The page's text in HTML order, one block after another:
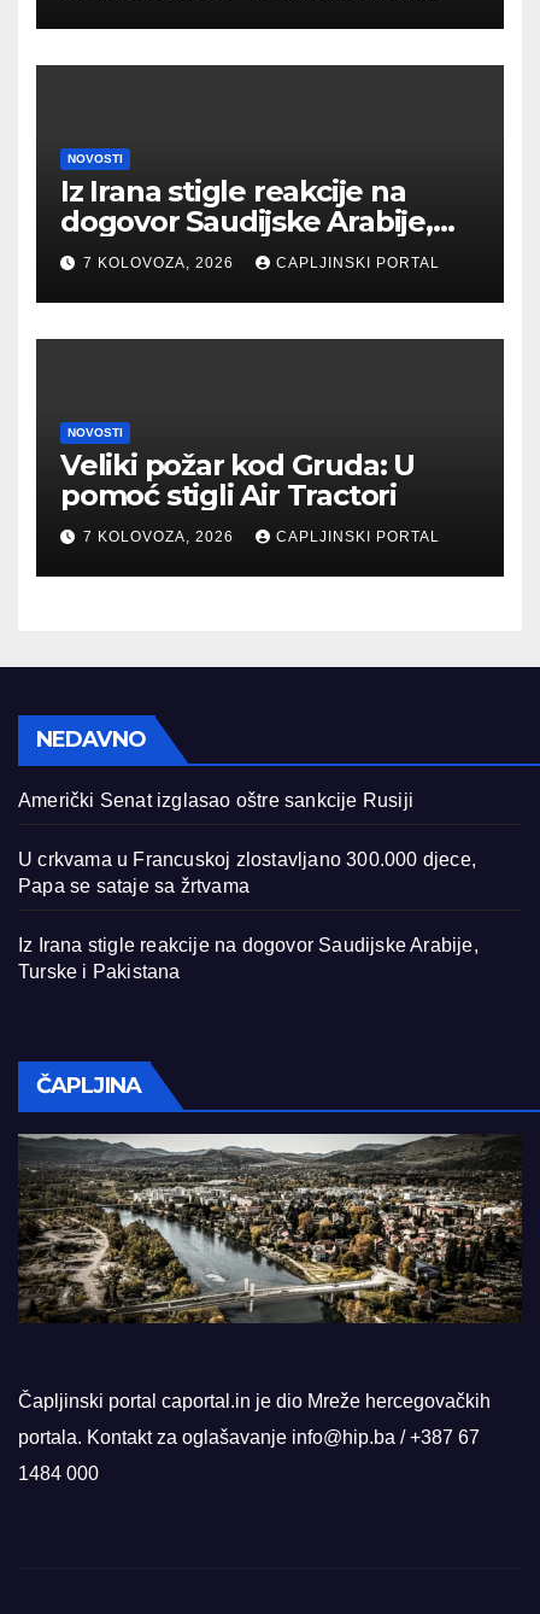
NOVOSTI
Iz Irana stigle reakcije na
dogovor Saudijske Arabije,
Turske i Pakistana
7 KOLOVOZA, 2026 CAPLJINSKI PORTAL
NOVOSTI
Veliki požar kod Gruda: U
pomoć stigli Air Tractori
7 KOLOVOZA, 2026 CAPLJINSKI PORTAL
NEDAVNO
Američki Senat izglasao oštre sankcije Rusiji
U crkvama u Francuskoj zlostavljano 300.000 djece,
Papa se sataje sa žrtvama
Iz Irana stigle reakcije na dogovor Saudijske Arabije,
Turske i Pakistana
ČAPLJINA
Čapljinski portal caportal.in je dio Mreže hercegovačkih
portala. Kontakt za oglašavanje info@hip.ba / +387 67
1484 000